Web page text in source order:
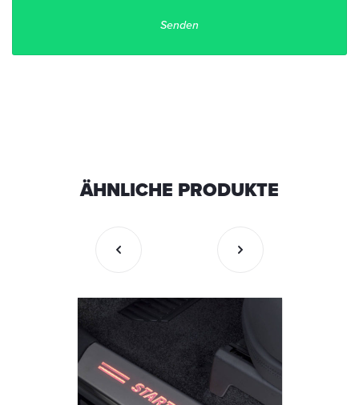
ÄHNLICHE PRODUKTE